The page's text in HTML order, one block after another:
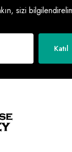
sizi
Katıl